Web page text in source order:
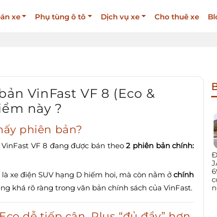
xe Phụ tùng ô tô Dịch vụ xe Cho thuê xe
VinFast VF 8 (Eco &
này ?
phiên bản?
VinFast VF 8 đang được bán theo2 phiên bản chính:
xe điện SUV hạng D hiếm hoi, mà còn nằm ởchính
khá rõ ràng trong văn bản chính sách của VinFast.